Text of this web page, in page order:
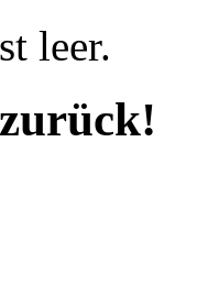
leer.